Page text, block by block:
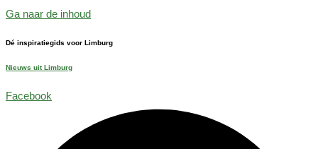
Ga naar de inhoud
Dé inspiratiegids voor Limburg
Nieuws uit Limburg
Facebook